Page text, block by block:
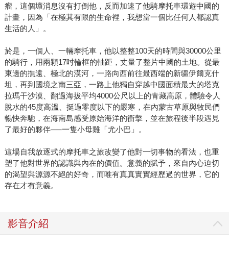
瘤，這個壞消息沒有打倒他，反而加速了他騎摩托車環遊中國的
計畫，因為「在極其有限的生命裡，我想當一個比任何人都認真
生活的人」。
於是，一個人、一輛摩托車，他以整整100天的時間與30000公里
的騎行，用兩顆17吋輪框的軸距，丈量了整片中國的土地。從最
東邊的撫遠、極北的漠河，一路向西前往最西端的新疆伊爾克什
坦，再到國境之南三亞，一路上他獨自穿越中國面積最大的塔克
拉瑪干沙漠、翻過海拔平均4000公尺以上的青藏高原，體驗令人
脫水的45度高溫、挺過零度以下的嚴寒，在內蒙古草原與牧民們
暢快奔馳，在海南島感受原始海洋的衝擊，並在旅程後半段遇見
了最好的夥伴──一隻小母雞「尤小巴」。
這場自我放逐式的摩托車之旅改變了他對一切事物的看法，也重
塑了他對世界的認識與內在的價值。意義的賦予，來自內心迫切
的渴望與源源不絕的好奇，而唯有真真實實經歷過的世界，它的
存在才有意義。
影音介紹